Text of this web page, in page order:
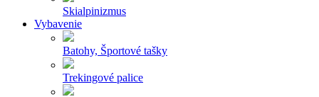
Skialpinizmus
Vybavenie
Batohy, Športové tašky
Trekingové palice